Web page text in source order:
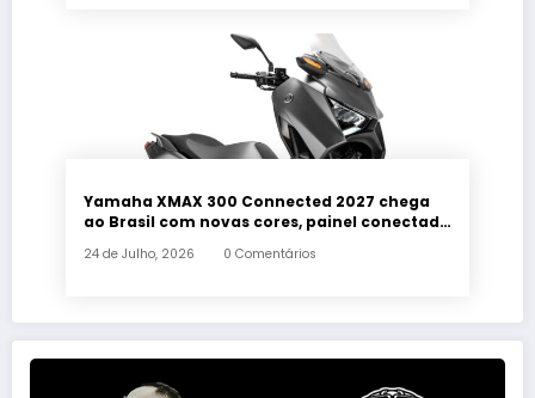
Yamaha XMAX 300 Connected 2027 chega
ao Brasil com novas cores, painel conectado
24 de Julho, 2026 0 Comentários